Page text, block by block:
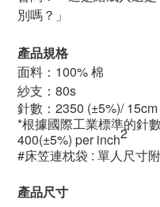
別嗎？」
產品規格
面料：100% 棉
紗支：80s
針數：2350 (±5%)/ 15cm
*根據國際工業標準的針
400(±5%) per inch2
#床笠連枕袋 : 單人尺寸附
產品尺寸